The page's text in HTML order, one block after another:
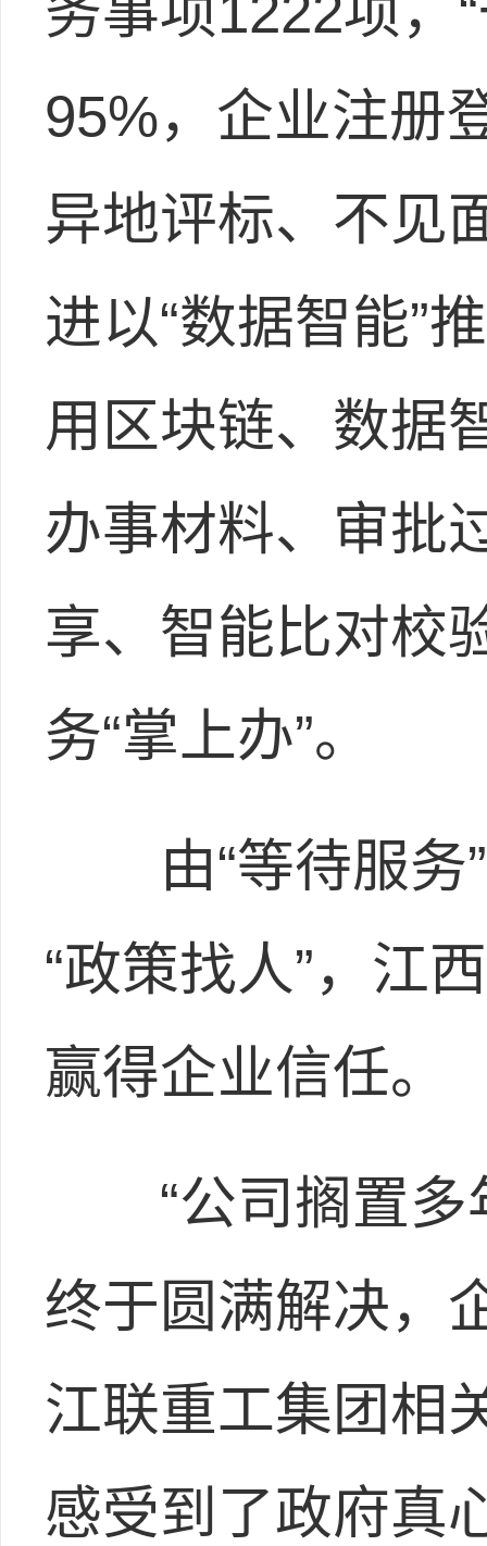
95%，企业注册
异地评标、不见
进以“数据智能”
用区块链、数据
办事材料、审批
享、智能比对校
务“掌上办”。
由“等待服务”
“政策找人”，江
赢得企业信任。
“公司搁置多
终于圆满解决，
江联重工集团相
感受到了政府真